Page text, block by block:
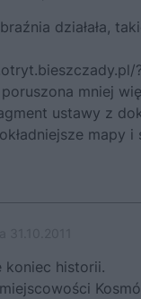
działała,
mniej
ustawy z
mapy
koniec historii.